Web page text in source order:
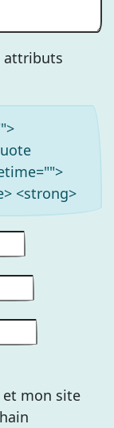
attributs
<strong>
mon site